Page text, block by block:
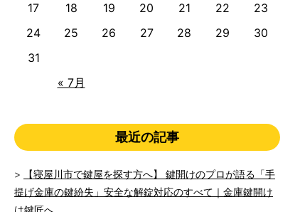
« 7月
17
18 19 20 21 22
23
24
25 26 27 28 29
30
31
最近の記事
【寝屋川市で鍵屋を探す方へ】 鍵開けのプロが語る「手
提げ金庫の鍵紛失」安全な解錠対応のすべて｜金庫鍵開け
は鍵匠へ